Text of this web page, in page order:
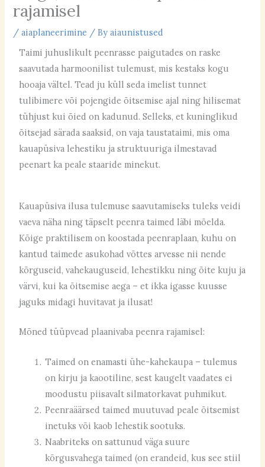
rajamisel
/aiaplaneerimine / Byaiaunistused
Taimi juhuslikult peenrasse paigutades on raske
saavutada harmoonilist tulemust, mis kestaks kogu
hooaja vältel. Tead ju küll seda imelist tunnet
tulibimere või pojengide õitsemise ajal ning hilisemat
tühjust kui õied on kadunud. Selleks, et kuninglikud
õitsejad särada saaksid, on vaja taustataimi, mis oma
kauapüsiva lehestiku ja struktuuriga ilmestavad
peenart ka peale staaride minekut.
Kauapüsiva ilusa tulemuse saavutamiseks tuleks veidi
vaeva näha ning täpselt peenra taimed läbi mõelda.
Kõige praktilisem on koostada peenraplaan, kuhu on
kantud taimede asukohad võttes arvesse nii nende
kõrguseid, vahekauguseid, lehestikku ning õite kuju ja
värvi, kui ka õitsemise aega – et ikka igasse kuusse
jaguks midagi huvitavat ja ilusat!
Mõned tüüpvead plaanivaba peenra rajamisel:
Taimed on enamasti ühe-kahekaupa – tulemus
on kirju ja kaootiline, sest kaugelt vaadates ei
moodustu piisavalt silmatorkavat puhmikut.
Peenraäärsed taimed muutuvad peale õitsemist
inetuks või kaob lehestik sootuks.
Naabriteks on sattunud väga suure
kõrgusvahega taimed (on erandeid, kus see stiil